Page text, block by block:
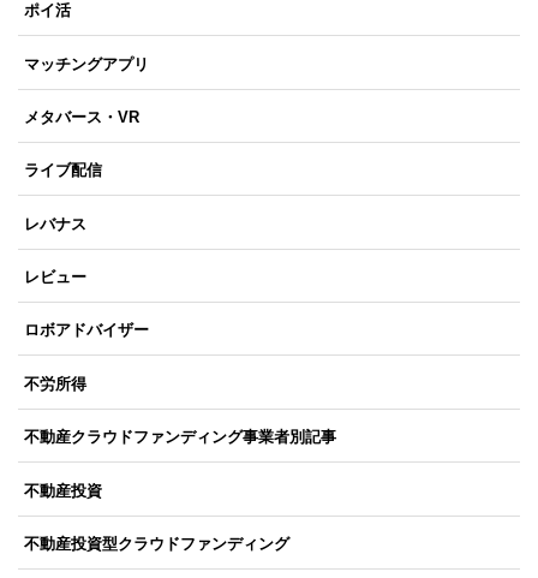
ポイ活
マッチングアプリ
メタバース・VR
ライブ配信
レバナス
レビュー
ロボアドバイザー
不労所得
不動産クラウドファンディング事業者別記事
不動産投資
不動産投資型クラウドファンディング